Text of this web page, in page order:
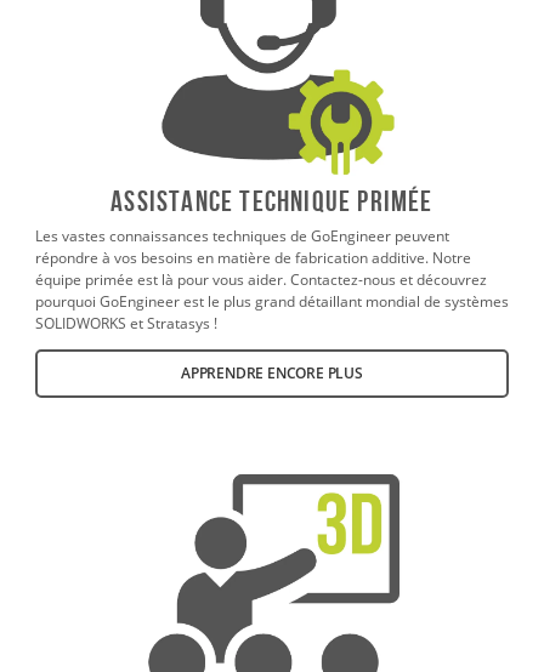
ASSISTANCE TECHNIQUE PRIMÉE
Les vastes connaissances techniques de GoEngineer peuvent
répondre à vos besoins en matière de fabrication additive. Notre
équipe primée est là pour vous aider. Contactez-nous et découvrez
pourquoi GoEngineer est le plus grand détaillant mondial de systèmes
SOLIDWORKS et Stratasys !
APPRENDRE ENCORE PLUS